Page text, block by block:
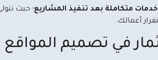
خدمات متكاملة بعد تنفيذ المشاريع؛ حيث
أعمالك.
في تصميم المواقع